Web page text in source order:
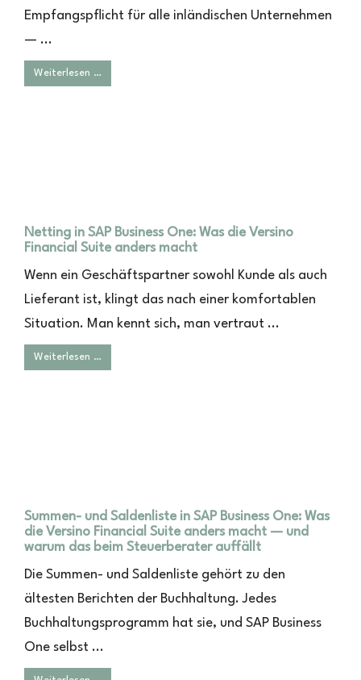
Empfangspflicht für alle inländischen Unternehmen
— ...
Weiterlesen …
Netting in SAP Business One: Was die Versino
Financial Suite anders macht
Wenn ein Geschäftspartner sowohl Kunde als auch
Lieferant ist, klingt das nach einer komfortablen
Situation. Man kennt sich, man vertraut ...
Weiterlesen …
Summen- und Saldenliste in SAP Business One: Was
die Versino Financial Suite anders macht — und
warum das beim Steuerberater auffällt
Die Summen- und Saldenliste gehört zu den
ältesten Berichten der Buchhaltung. Jedes
Buchhaltungsprogramm hat sie, und SAP Business
One selbst ...